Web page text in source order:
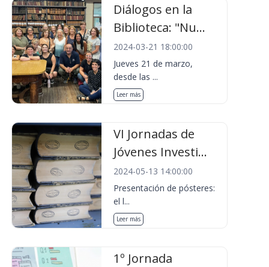
Diálogos en la
Biblioteca: "Nu...
2024-03-21 18:00:00
Jueves 21 de marzo,
desde las ...
Leer más
VI Jornadas de
Jóvenes Investi...
2024-05-13 14:00:00
Presentación de pósteres:
el l...
Leer más
1º Jornada